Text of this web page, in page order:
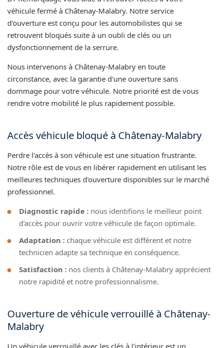
véhicule fermé à Châtenay-Malabry. Notre service
d'ouverture est conçu pour les automobilistes qui se
retrouvent bloqués suite à un oubli de clés ou un
dysfonctionnement de la serrure.
Nous intervenons à Châtenay-Malabry en toute
circonstance, avec la garantie d'une ouverture sans
dommage pour votre véhicule. Notre priorité est de vous
rendre votre mobilité le plus rapidement possible.
Accès véhicule bloqué à Châtenay-Malabry
Perdre l'accès à son véhicule est une situation frustrante.
Notre rôle est de vous en libérer rapidement en utilisant les
meilleures techniques d'ouverture disponibles sur le marché
professionnel.
Diagnostic rapide : nous identifions le meilleur point
d'accès pour ouvrir votre véhicule de façon optimale.
Adaptation : chaque véhicule est différent et notre
technicien adapte sa technique en conséquence.
Satisfaction : nos clients à Châtenay-Malabry apprécient
notre rapidité et notre professionnalisme.
Ouverture de véhicule verrouillé à Châtenay-
Malabry
Un véhicule verrouillé avec les clés à l'intérieur est un